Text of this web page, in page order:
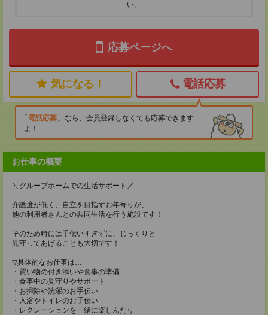
い。
応募ページへ
気になる！ 電話応募
電話応募
なら、会員登録しなくても応募できます
よ！
お仕事の概要
＼グループホームでの生活サポート／
介護度が低く、自立を目指すお年寄りが、
他の利用者さんとの共同生活を行う施設です！
そのため時には手伝いすぎずに、じっくりと
見守ってあげることも大切です！
▽具体的なお仕事は…
・買い物の付き添いや食事の準備
・食事中の見守りやサポート
・お掃除や洗濯のお手伝い
・入浴やトイレのお手伝い
・レクレーションを一緒に楽しんだり